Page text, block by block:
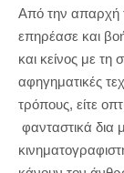
Από την απαρχή
επηρέασε και
και κείνος με τη
αφηγηματικές
τρόπους, είτε
φανταστικά δια